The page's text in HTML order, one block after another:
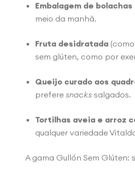
Embalagem de bolachas
meio da manhã.
Fruta desidratada
sem glúten, como por
Queijo curado aos
prefere snacks salgados.
Tortilhas aveia e arroz
qualquer variedade
A gama Gullón Sem